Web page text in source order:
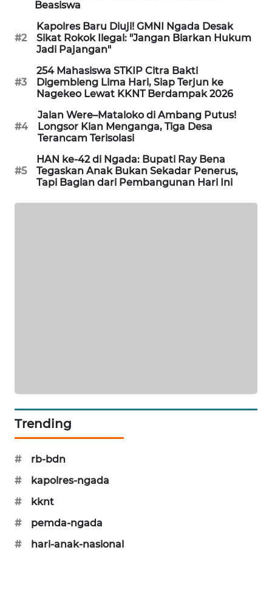
Beasiswa
#2
Kapolres Baru Diuji! GMNI Ngada Desak
Sikat Rokok Ilegal: "Jangan Biarkan Hukum
Jadi Pajangan"
#3
254 Mahasiswa STKIP Citra Bakti
Digembleng Lima Hari, Siap Terjun ke
Nagekeo Lewat KKNT Berdampak 2026
#4
Jalan Were–Mataloko di Ambang Putus!
Longsor Kian Menganga, Tiga Desa
Terancam Terisolasi
#5
HAN ke-42 di Ngada: Bupati Ray Bena
Tegaskan Anak Bukan Sekadar Penerus,
Tapi Bagian dari Pembangunan Hari Ini
Trending
#
rb-bdn
#
kapolres-ngada
#
kknt
#
pemda-ngada
#
hari-anak-nasional
NEWS
SITUNGIR
SIDIKALANG
NEWS
SIBARAGAS
METRO
NEWS
KARING
NEWS
JURNAL
MARITIM
HUMBANG
NEWS
GARONGGANG
NEWS